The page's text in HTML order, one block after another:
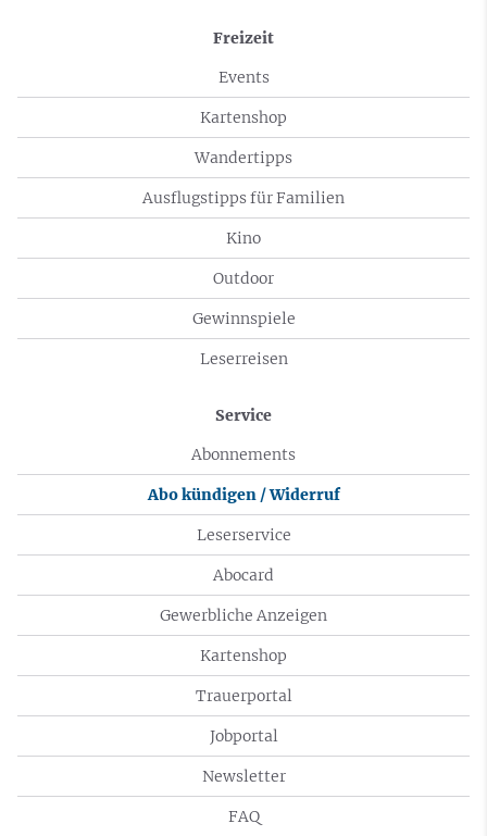
Freizeit
Events
Kartenshop
Wandertipps
Ausflugstipps für Familien
Kino
Outdoor
Gewinnspiele
Leserreisen
Service
Abonnements
Abo kündigen / Widerruf
Leserservice
Abocard
Gewerbliche Anzeigen
Kartenshop
Trauerportal
Jobportal
Newsletter
FAQ